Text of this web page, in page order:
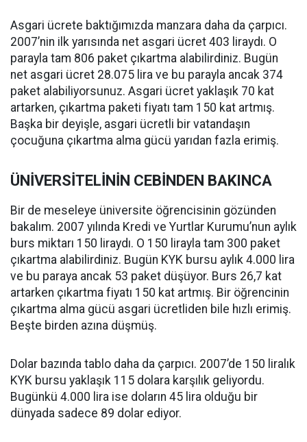
Asgari ücrete baktığımızda manzara daha da çarpıcı.
2007’nin ilk yarısında net asgari ücret 403 liraydı. O
parayla tam 806 paket çıkartma alabilirdiniz. Bugün
net asgari ücret 28.075 lira ve bu parayla ancak 374
paket alabiliyorsunuz. Asgari ücret yaklaşık 70 kat
artarken, çıkartma paketi fiyatı tam 150 kat artmış.
Başka bir deyişle, asgari ücretli bir vatandaşın
çocuğuna çıkartma alma gücü yarıdan fazla erimiş.
ÜNİVERSİTELİNİN CEBİNDEN BAKINCA
Bir de meseleye üniversite öğrencisinin gözünden
bakalım. 2007 yılında Kredi ve Yurtlar Kurumu’nun aylık
burs miktarı 150 liraydı. O 150 lirayla tam 300 paket
çıkartma alabilirdiniz. Bugün KYK bursu aylık 4.000 lira
ve bu paraya ancak 53 paket düşüyor. Burs 26,7 kat
artarken çıkartma fiyatı 150 kat artmış. Bir öğrencinin
çıkartma alma gücü asgari ücretliden bile hızlı erimiş.
Beşte birden azına düşmüş.
Dolar bazında tablo daha da çarpıcı. 2007’de 150 liralık
KYK bursu yaklaşık 115 dolara karşılık geliyordu.
Bugünkü 4.000 lira ise doların 45 lira olduğu bir
dünyada sadece 89 dolar ediyor.